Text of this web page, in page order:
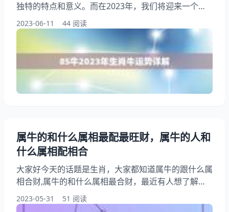
独特的特点和意义。而在2023年，我们将迎来一个的
年份——牛年。作为生肖中的一员，牛在中国文化中一
直被视为勤劳、耐力和稳健的代表。2023年生肖牛的
运势如何呢？本文将为您详细介绍，让您更好地了解牛
年的运势和注意事项。 一、2023年生肖牛的基本运势
2023年是生肖牛的本命年，对于属牛的人来说，这一
年将会是一个转折点
2023-06-11 44 阅读
属牛的和什么属相最配最旺财，属牛的人和
什么属相配相合
大家好今天的话题是生肖，大家都知道属牛的跟什么属
相合财,属牛的和什么属相最合财，最近有人想了解属
牛和什么生肖最旺,生肖牛和什么生肖最配，此外，还
有朋友想问属牛的和什么属相财运最相配，这是怎么回
2023-05-31 51 阅读